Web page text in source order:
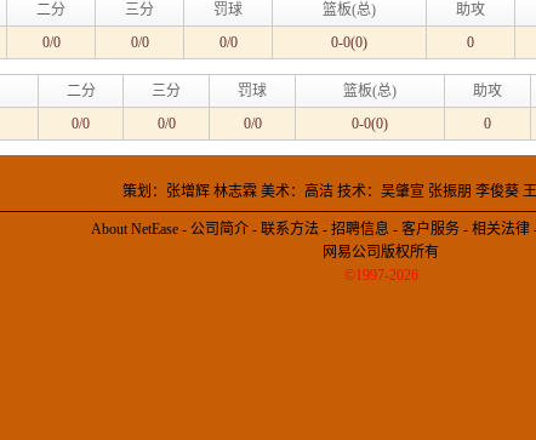
二分 三分 罚球 篮板(总) 助攻
0/0 0/0 0/0 0-0(0) 0
二分 三分 罚球 篮板(总) 助攻
0/0 0/0 0/0 0-0(0) 0
策划：张增辉 林志霖 美术：高洁 技术：吴肇宣 张振朋 李俊葵
About NetEase - 公司简介 - 联系方法 - 招聘信息 - 客户服务 - 相关法律
网易公司版权所有
©1997-2026